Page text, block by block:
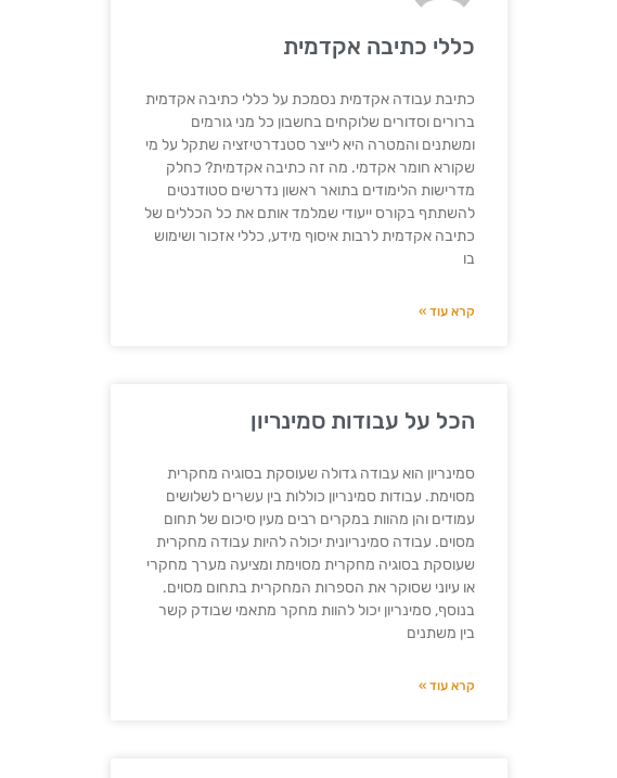
כללי כתיבה אקדמית
כתיבת עבודה אקדמית נסמכת על כללי כתיבה אקדמית
ברורים וסדורים שלוקחים בחשבון כל מני גורמים
ומשתנים והמטרה היא לייצר סטנדרטיזציה שתקל על מי
שקורא חומר אקדמי. מה זה כתיבה אקדמית? כחלק
מדרישות הלימודים בתואר ראשון נדרשים סטודנטים
להשתתף בקורס ייעודי שמלמד אותם את כל הכללים של
כתיבה אקדמית לרבות איסוף מידע, כללי אזכור ושימוש
בו
קרא עוד »
הכל על עבודות סמינריון
סמינריון הוא עבודה גדולה שעוסקת בסוגיה מחקרית
מסוימת. עבודות סמינריון כוללות בין עשרים לשלושים
עמודים והן מהוות במקרים רבים מעין סיכום של תחום
מסוים. עבודה סמינריונית יכולה להיות עבודה מחקרית
שעוסקת בסוגיה מחקרית מסוימת ומציעה מערך מחקרי
או עיוני שסוקר את הספרות המחקרית בתחום מסוים.
בנוסף, סמינריון יכול להוות מחקר מתאמי שבודק קשר
בין משתנים
קרא עוד »